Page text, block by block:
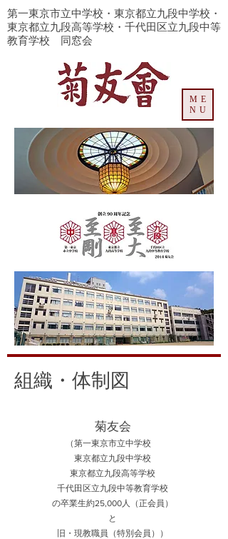
ME
NU
​第一東京市立中学校・東京都立九段中学校・
東京都立九段高等学校・千代田区立九段中等
教育学校 同窓会
​組織・体制図
​菊友会
（第一東京市立中学校
​東京都立九段中学校
東京都立九段高等学校
千代田区立九段中等教育学校
の卒業生約25,000人（正会員）
と
旧・現教職員（特別会員）
）